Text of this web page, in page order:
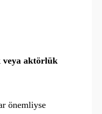
veya aktörlük
önemliyse